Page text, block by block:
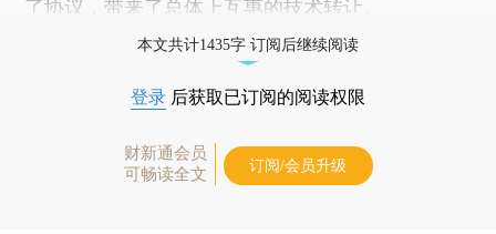
了协议，带来了总体上互惠的技术转让。
本文共计1435字 订阅后继续阅读
登录 后获取已订阅的阅读权限
财新通会员
可畅读全文
订阅/会员升级